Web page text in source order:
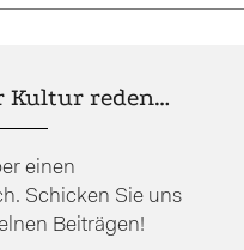
Kultur reden…
einen
Schicken Sie uns
Beiträgen!